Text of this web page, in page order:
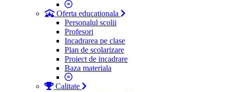
Oferta educationala
Personalul scolii
Profesori
Incadrarea pe clase
Plan de scolarizare
Proiect de incadrare
Baza materiala
Calitate